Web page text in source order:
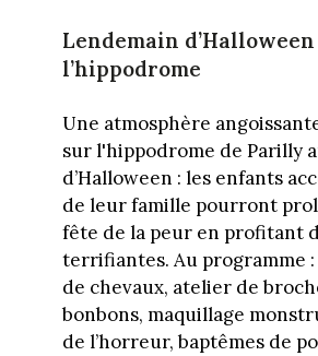
Lendemain d’Halloween
l’hippodrome
Une atmosphère
sur l'hippodrome de Parilly
d’Halloween : les enfants
de leur famille pourront
fête de la peur en profitant
terrifiantes. Au programme :
de chevaux, atelier de
bonbons, maquillage
de l’horreur, baptêmes de